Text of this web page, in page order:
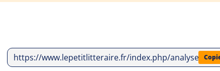
https://www.lepetitlitteraire.fr/index.php/analyses-